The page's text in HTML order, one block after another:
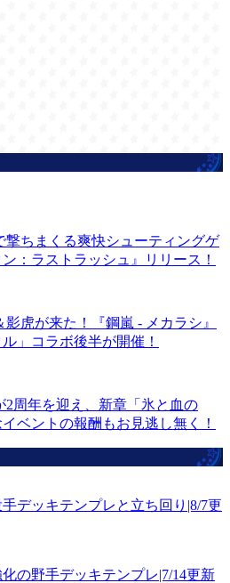
撃ちまくる爽快シューティングゲ
：ラストラッシュ』リリース！
虎が来た！『鋼嵐 - メカラシ』
」コラボ後半が開催！
2周年を迎え、新章「氷と血の
ベントの報酬もお見逃し無く！
デッキテンプレと立ち回り|8/7更
の野手デッキテンプレ|7/14更新